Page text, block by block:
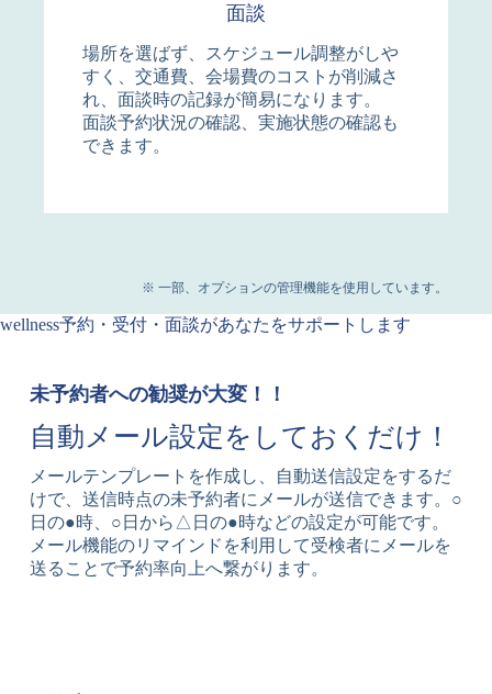
面談
場所を選ばず、スケジュール調整がしや
すく、交通費、会場費のコストが削減さ
れ、面談時の記録が簡易になります。
面談予約状況の確認、実施状態の確認も
できます。
※ 一部、オプションの管理機能を使用しています。
wellness予約・受付・面談があなたをサポートします
未予約者への勧奨が大変！！
自動メール設定をしておくだけ！
メールテンプレートを作成し、自動送信設定をするだ
けで、送信時点の未予約者にメールが送信できます。○
日の●時、○日から△日の●時などの設定が可能です。
メール機能のリマインドを利用して受検者にメールを
送ることで予約率向上へ繋がります。